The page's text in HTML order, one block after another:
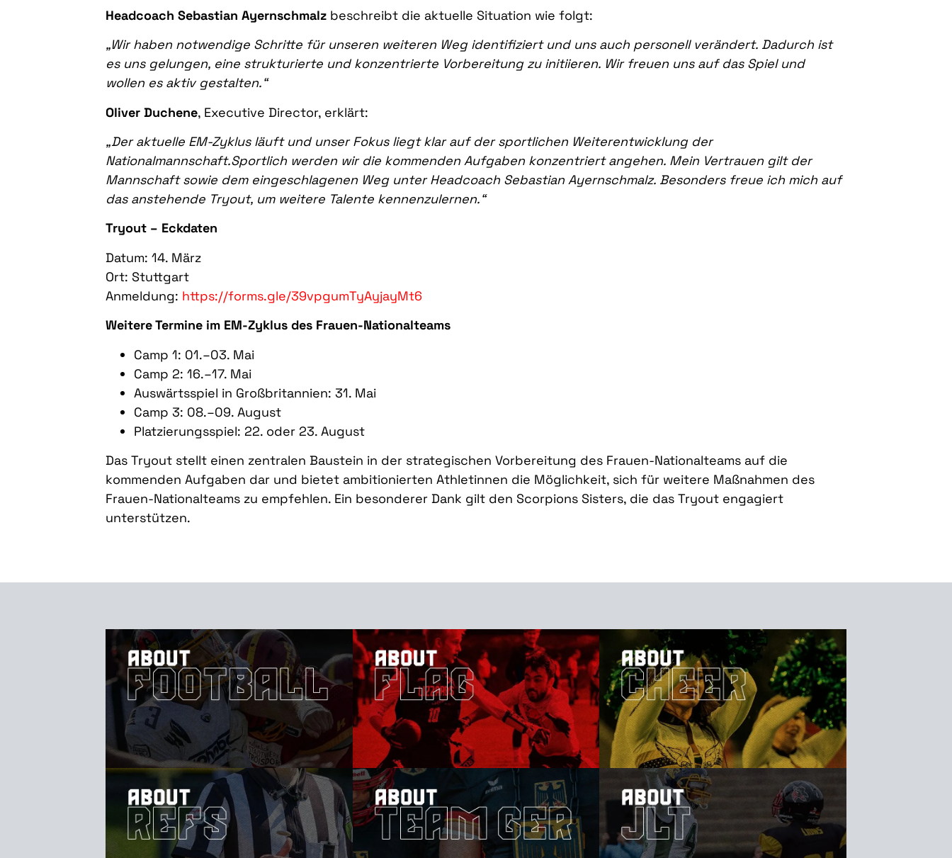
Headcoach Sebastian Ayernschmalz beschreibt die aktuelle Situation wie folgt:
„Wir haben notwendige Schritte für unseren weiteren Weg identifiziert und uns auch personell verändert. Dadurch ist
es uns gelungen, eine strukturierte und konzentrierte Vorbereitung zu initiieren. Wir freuen uns auf das Spiel und
wollen es aktiv gestalten.“
Oliver Duchene, Executive Director, erklärt:
„Der aktuelle EM-Zyklus läuft und unser Fokus liegt klar auf der sportlichen Weiterentwicklung der
Nationalmannschaft.Sportlich werden wir die kommenden Aufgaben konzentriert angehen. Mein Vertrauen gilt der
Mannschaft sowie dem eingeschlagenen Weg unter Headcoach Sebastian Ayernschmalz. Besonders freue ich mich auf
das anstehende Tryout, um weitere Talente kennenzulernen.“
Tryout – Eckdaten
Datum: 14. März
Ort: Stuttgart
Anmeldung: https://forms.gle/39vpgumTyAyjayMt6
Weitere Termine im EM-Zyklus des Frauen-Nationalteams
Camp 1: 01.–03. Mai
Camp 2: 16.–17. Mai
Auswärtsspiel in Großbritannien: 31. Mai
Camp 3: 08.–09. August
Platzierungsspiel: 22. oder 23. August
Das Tryout stellt einen zentralen Baustein in der strategischen Vorbereitung des Frauen-Nationalteams auf die
kommenden Aufgaben dar und bietet ambitionierten Athletinnen die Möglichkeit, sich für weitere Maßnahmen des
Frauen-Nationalteams zu empfehlen. Ein besonderer Dank gilt den Scorpions Sisters, die das Tryout engagiert
unterstützen.